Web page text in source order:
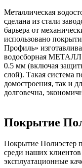
Металлическая
сделана из стали
барьера от
использовано
Профиль»
водосборная
0.5 мм (включая
слой). Такая система
домостроения, так и
долговечна,
Покрытие
Покрытие Полиэстер
среди наших
эксплуатационные